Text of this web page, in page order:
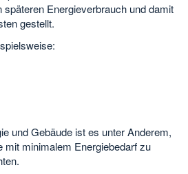
späteren Energieverbrauch und damit
gestellt.
und Gebäude ist es unter Anderem,
mit minimalem Energiebedarf zu